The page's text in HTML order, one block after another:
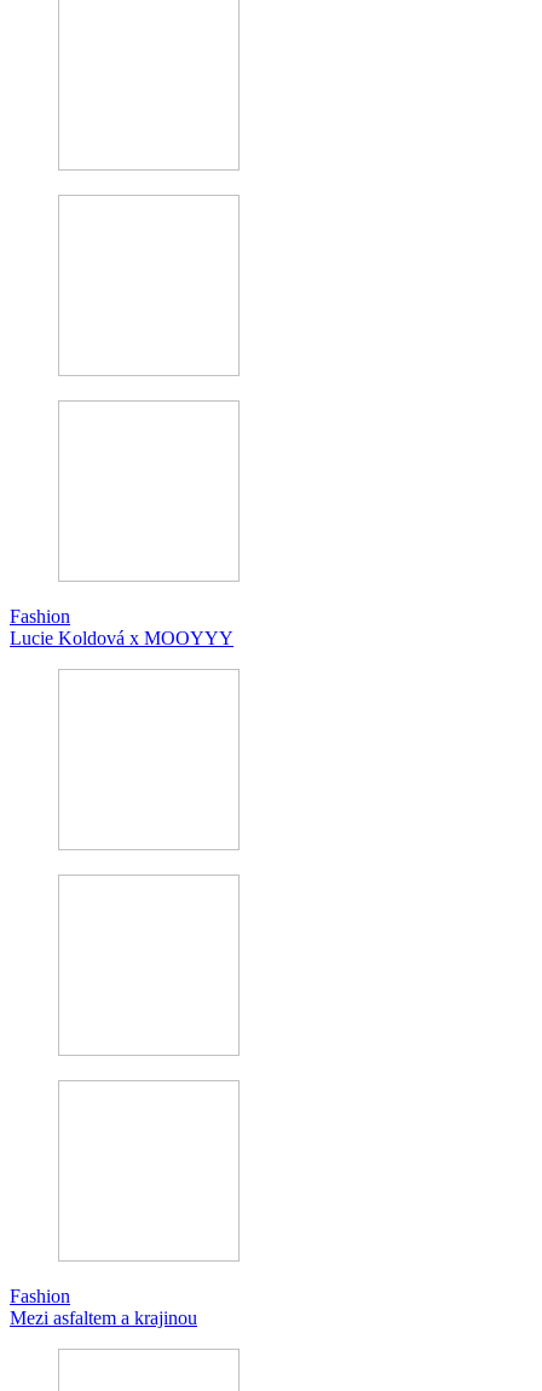
Fashion
Lucie Koldová x MOOYYY
Fashion
Mezi asfaltem a krajinou